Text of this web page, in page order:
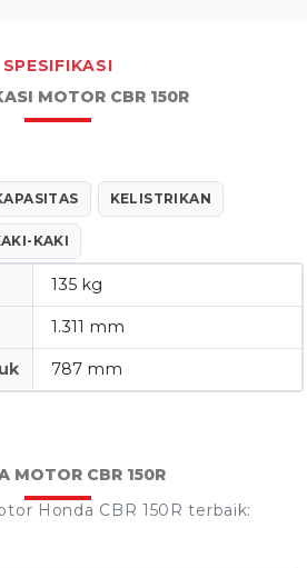
SPESIFIKASI
MOTOR CBR 150R
KELISTRIKAN
KAKI
135 kg
1.311 mm
787 mm
MOTOR CBR 150R
Honda CBR 150R terbaik: